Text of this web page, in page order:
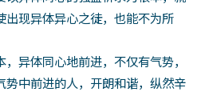
出现异体异心之徒，也能不为所
异体同心地前进，不仅有气势，
势中前进的人，开朗和谐，纵然辛